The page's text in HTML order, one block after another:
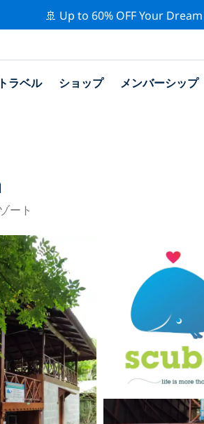
🚢 Up to 60% OFF Your
トラベル ショップ メンバーシップ
ート